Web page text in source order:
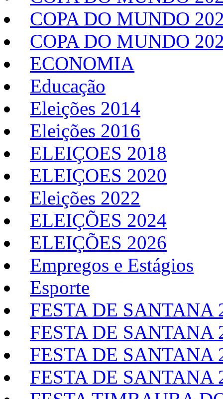
COPA DO MUNDO
COPA DO MUNDO
ECONOMIA
Educação
Eleições 2014
Eleições 2016
ELEIÇOES 2018
ELEIÇOES 2020
Eleições 2022
ELEIÇÕES 2024
ELEIÇÕES 2026
Empregos e Estágios
Esporte
FESTA DE SANTANA
FESTA DE SANTANA
FESTA DE SANTANA
FESTA DE SANTANA